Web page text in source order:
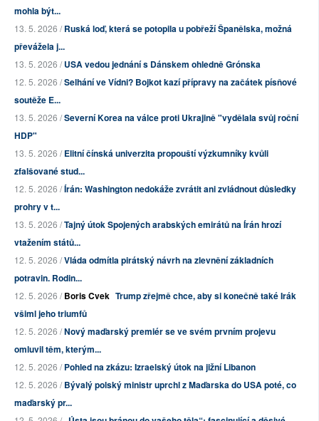
mohla být...
13. 5. 2026 /Ruská loď, která se potopila u pobřeží Španělska, možná
převážela j...
13. 5. 2026 /USA vedou jednání s Dánskem ohledně Grónska
12. 5. 2026 /Selhání ve Vídni? Bojkot kazí přípravy na začátek písňové
soutěže E...
13. 5. 2026 /Severní Korea na válce proti Ukrajině "vydělala svůj roční
HDP"
13. 5. 2026 /Elitní čínská univerzita propouští výzkumníky kvůli
zfalšované stud...
12. 5. 2026 /Írán: Washington nedokáže zvrátit ani zvládnout důsledky
prohry v t...
13. 5. 2026 /Tajný útok Spojených arabských emirátů na Írán hrozí
vtažením států...
12. 5. 2026 /Vláda odmítla pirátský návrh na zlevnění základních
potravin. Rodin...
12. 5. 2026 /Boris Cvek Trump zřejmě chce, aby si konečně také Irák
všiml jeho triumfů
12. 5. 2026 /Nový maďarský premiér se ve svém prvním projevu
omluvil těm, kterým...
12. 5. 2026 /Pohled na zkázu: Izraelský útok na jižní Libanon
12. 5. 2026 /Bývalý polský ministr uprchl z Maďarska do USA poté, co
maďarský pr...